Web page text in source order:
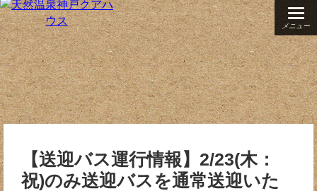
メニュー
【送迎バス運行情報】2/23(木：
祝)のみ送迎バスを通常送迎いた